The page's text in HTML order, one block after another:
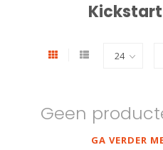
Geen
GA VERDER